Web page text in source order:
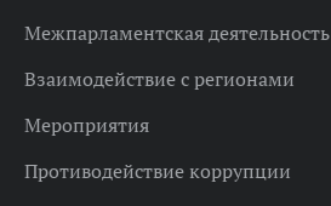
Межпарламентская деятельность
Взаимодействие с регионами
Мероприятия
Противодействие коррупции